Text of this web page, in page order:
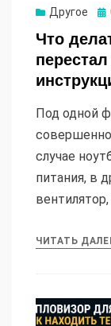
Другое
Что
Под одной
случае
питания, в
ЧИТАТЬ